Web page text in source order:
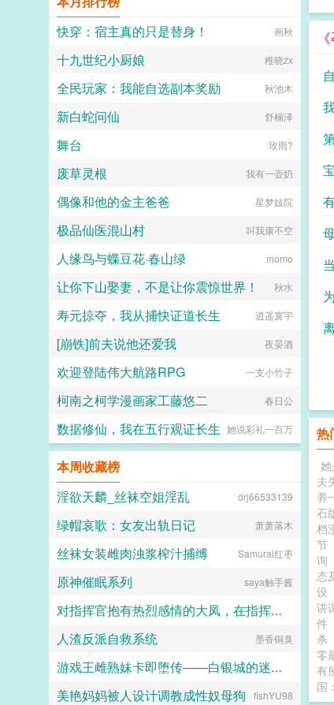
喂
热
夫
养
石
档
节
询
态
设
讲
件
杀
零
有
国
死的死，你虽然还活着，但你的心已
经死了，这个世界再也没法让你发自
内心笑起来。 直到 一命速通
系统上线了。 恭喜你内测一命速
通鬼泣。 送你回家的同时，还发
放通关奖励五百万。 你嘻
嘻。 关于语言 你曾试图
西根本急不来。 越是想赶紧掌
你急得满头大汗。 尴尬搓手，冲
吧。 你跟我讲条件？ 就你这
种三天都无法掌握五十音的蠢货，也
配跟我讲条件？这些简单的东西都学
不会，我已经不知道让你活着还有什
么意思了。 无惨死亡凝
视。 刻薄的嘴皮子上下一碰，张
嘴就是羞辱人的鬼话。 你顿时急
眼了。 这狗屎日语是你想学的
吗？ 他这么爱学，怎么不学普通
话跟你交流？ 是鬼就了不起
啊？ 你还是早上七八点钟的太阳
呢！ 特爹的！ 迟早晒死他个
臭沙雕！ 你张嘴就要骂回
来。 却在跟他目光相撞的前一
秒，痛苦呜咽着把来到嘴边的脏话咽
下去。 你想说什么？
abandon！abandon！abandon！
abandon 你心中默默流泪。
已经来不及为已经脏掉的自己默哀
了，赶紧背起来了啊死嘴！ 无惨
脸一黑。 手里的书本愤怒砸在你
身边的地上，结实的木板出现肉眼可
见的裂纹你背得什么东西？！谁让你
背英语了？！五十音分清了吗你这蠢
材？ 你欲哭无泪。 别骂了别
骂了！ 脆弱的心灵都要原地碎成
八瓣了！ 分不清怎么能怪
你？ 你高考又不考那个。 再
说了，你也不是日语专业的，你凭什
么要分清？能看得懂字幕不就行
了？ 他就只在意你能不能赶紧学
会日语，吹得他爽，完全不知道你好
好一个大学生被迫回归高三生活是多
痛苦！他不在乎！他只关心他自
己！...
献上祝福。既然忘不了，我退出成全
你们，你们要不要再亲一个庆祝下？
我坚定的取消婚约，头也不回的离
了我爱他爱的不可自拔，不可能放弃
禁欲的律师小舅舅的婚礼现场。他发
一起私奔。傅斯珩一脚踹开他，搂着
快穿：宿主真的只是替身！
画秋
十九世纪小厨娘 稚晓zx
全民玩家：我能自选副本奖励 秋池木
新白蛇问仙 舒楠泽
舞台 玫雨?
废草灵根 我有一壶奶
偶像和他的金主爸爸 星梦妓院
极品仙医混山村 叫我康不空
人缘鸟与蝶豆花·春山绿 momo
让你下山娶妻，不是让你震惊世界！ 秋水
寿元掠夺，我从捕快证道长生 逍遥寰宇
[崩铁]前夫说他还爱我 夜晏酒
欢迎登陆伟大航路RPG 一支小竹子
柯南之柯学漫画家工藤悠二 春日公
数据修仙，我在五行观证长生 她说彩礼一百万
本周收藏榜
淫欲天麟_丝袜空姐淫乱
drj66533139
绿帽哀歌：女友出轨日记 萧萧落木
丝袜女装雌肉浊浆榨汁捕缚 Samurai红枣
原神催眠系列 saya触手酱
对指挥官抱有热烈感情的大凤，在指挥官被迫出差的一年中被黑人用媚药和甜言蜜语玩弄成满身刺青的媚黑婊子
Kyle
人渣反派自救系统 墨香铜臭
游戏王雌熟妹卡即堕传——白银城的迷宫主?拉比丽斯篇
丁骨
美艳妈妈被人设计调教成性奴母狗 fishYU98